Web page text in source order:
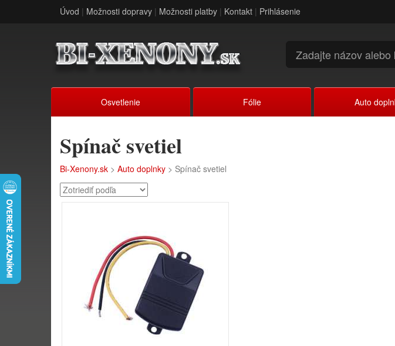
Úvod | Možnosti dopravy | Možnosti platby | Kontakt | Prihlásenie
Osvetlenie Fólie Auto
Spínač svetiel
Bi-Xenony.sk > Auto doplnky > Spínač svetiel